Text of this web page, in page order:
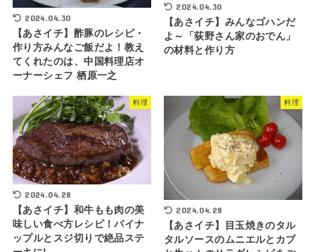
2024.04.30
【あさイチ】酢豚のレシピ・
作り方みんなご飯だよ！教え
てくれたのは、中国料理店オ
ーナーシェフ 栖原一之
2024.04.30
【あさイチ】みんなゴハンだ
よ～「荻野さん家のおでん」
の材料と作り方
料理
2024.04.28
【あさイチ】和牛もも肉の美
味しい食べ方レシピ！パイナ
ップルとスジ切りで絶品ステ
料理
2024.04.28
【あさイチ】目玉焼きのタル
タルソースのムニエルとカブ